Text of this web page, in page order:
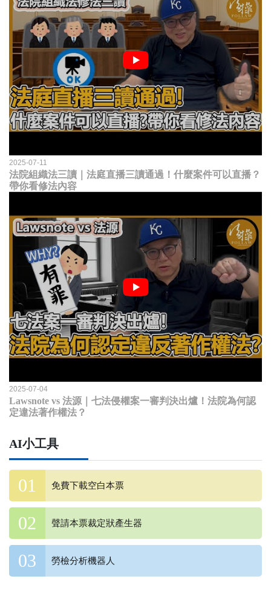
2025-07-11
法院組織法三讀｜法庭直播三讀通過！什麼案件可以直播？
帶你看修法內容
2025-07-04
Lawsnote vs 法源｜七法侵權案一審判決出爐！法院為何認
定違法著作權法？
AI小工具
免費下載空白本票
聲請本票裁定狀產生器
勞檢分析機器人